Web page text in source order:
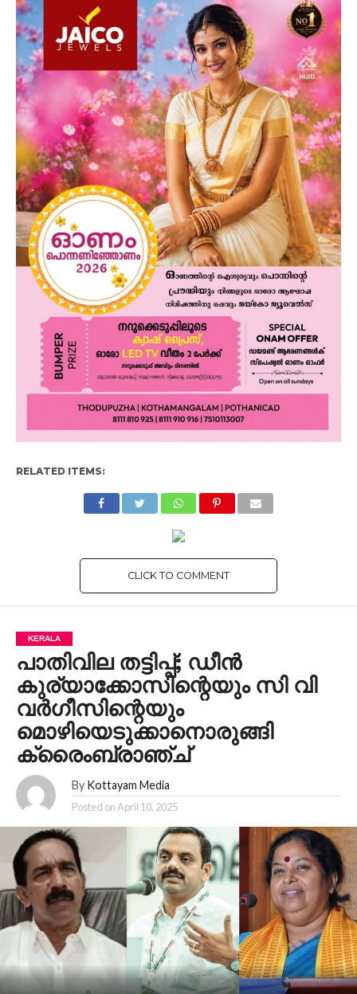
RELATED ITEMS:
CLICK TO COMMENT
KERALA
പാതിവില തട്ടിപ്പ്; ഡീന്‍
കുര്യാക്കോസിന്റെയും സി വി
വര്‍ഗീസിന്റെയും
മൊഴിയെടുക്കാനൊരുങ്ങി
ക്രൈംബ്രാഞ്ച്
By Kottayam Media
Posted onApril 10, 2025